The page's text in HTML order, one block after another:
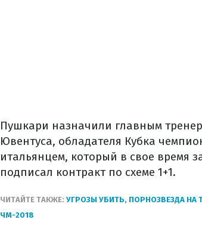
Пушкари назначили главным
Ювентуса, обладателя Кубка
итальянцем, который в свое время
подписал контракт по схеме 1+1.
ЧИТАЙТЕ ТАКЖЕ: УГРОЗЫ УБИТЬ, ПОРНОЗВЕЗДА
ЧМ-2018